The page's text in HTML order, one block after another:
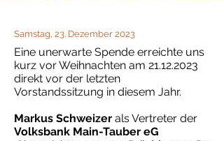
Samstag, 23. Dezember 2023
Eine unerwarte Spende erreichte uns
kurz vor Weihnachten am 21.12.2023
direkt vor der letzten
Vorstandssitzung in diesem Jahr.
Markus Schweizer als Vertreter der
Volksbank Main-Tauber eG